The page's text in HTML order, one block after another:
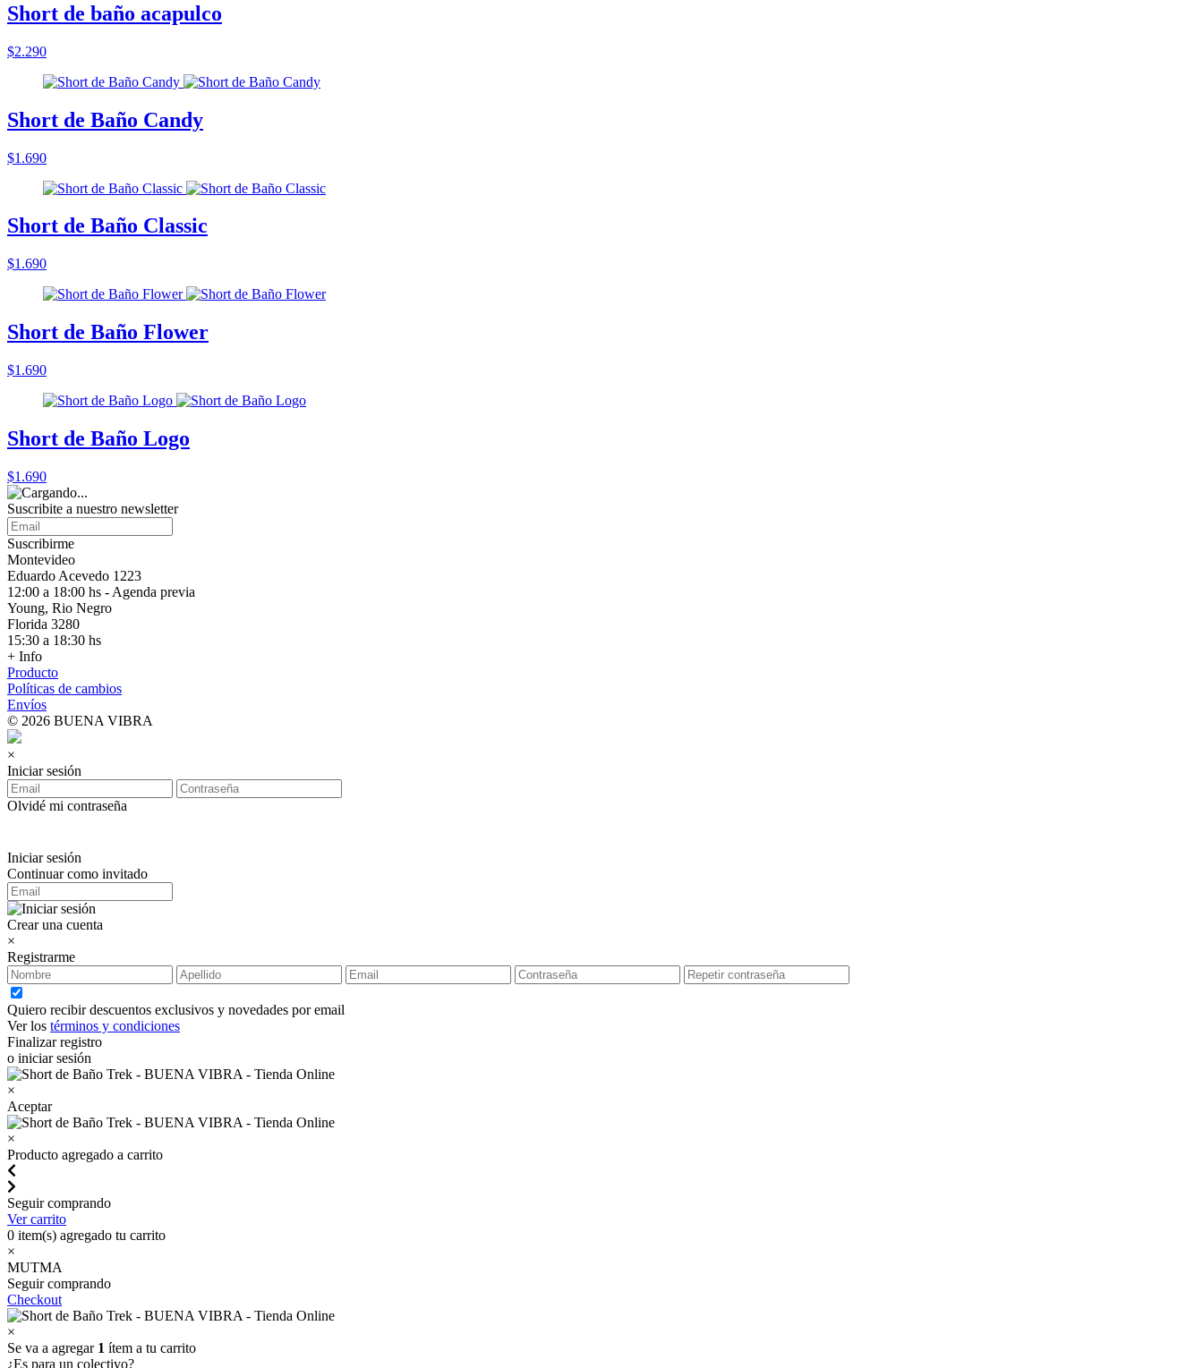
Short de baño acapulco
$2.290
Short de Baño Candy
$1.690
Short de Baño Classic
$1.690
Short de Baño Flower
$1.690
Short de Baño Logo
$1.690
Suscribite a nuestro newsletter
Suscribirme
Montevideo
Eduardo Acevedo 1223
12:00 a 18:00 hs - Agenda previa
Young, Rio Negro
Florida 3280
15:30 a 18:30 hs
+ Info
Producto
Políticas de cambios
Envíos
© 2026 BUENA VIBRA
×
Iniciar sesión
Olvidé mi contraseña
Iniciar sesión
Continuar como invitado
Crear una cuenta
×
Registrarme
Quiero recibir descuentos exclusivos y novedades por email
Ver los términos y condiciones
Finalizar registro
o iniciar sesión
×
Aceptar
×
Producto agregado a carrito
Seguir comprando
Ver carrito
0 item(s) agregado tu carrito
×
MUTMA
Seguir comprando
Checkout
×
Se va a agregar 1 ítem a tu carrito
¿Es para un colectivo?